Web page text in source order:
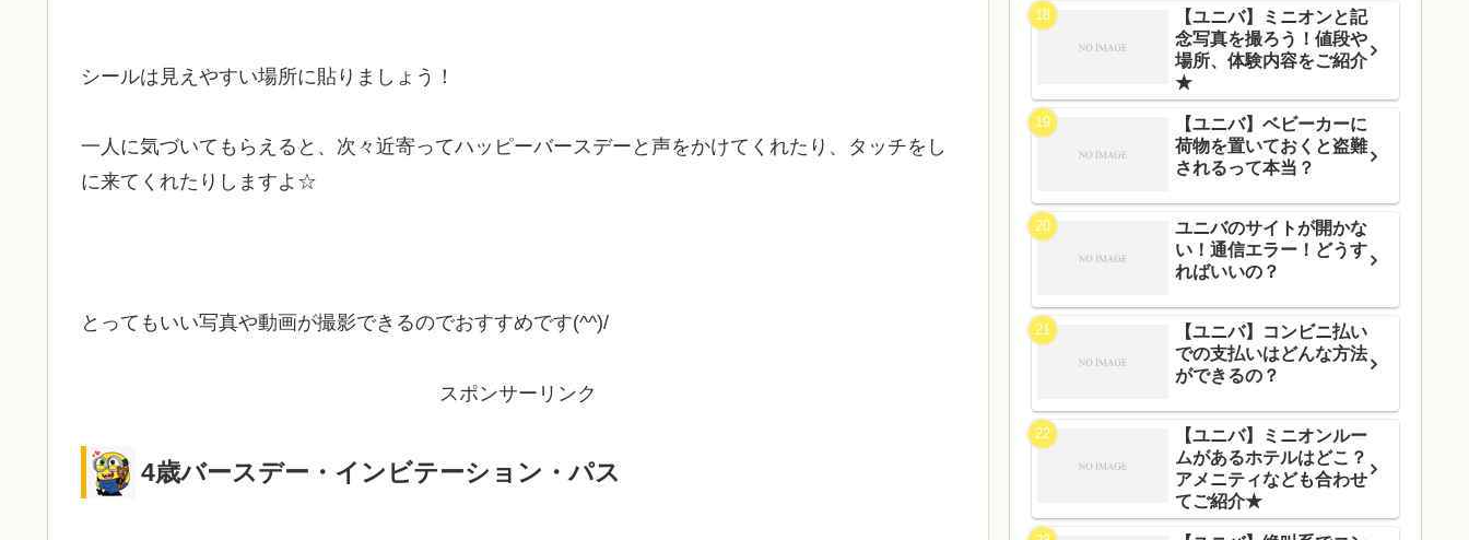
シールは見えやすい場所に貼りましょう！
一人に気づいてもらえると、次々近寄ってハッピーバースデーと声をかけてくれたり、タッチをし
に来てくれたりしますよ☆
とってもいい写真や動画が撮影できるのでおすすめです(^^)/
スポンサーリンク
4歳バースデー・インビテーション・パス
【ユニバ】ミニオンと記
念写真を撮ろう！値段や
場所、体験内容をご紹介
★
【ユニバ】ベビーカーに
荷物を置いておくと盗難
されるって本当？
ユニバのサイトが開かな
い！通信エラー！どうす
ればいいの？
【ユニバ】コンビニ払い
での支払いはどんな方法
ができるの？
【ユニバ】ミニオンルー
ムがあるホテルはどこ？
アメニティなども合わせ
てご紹介★